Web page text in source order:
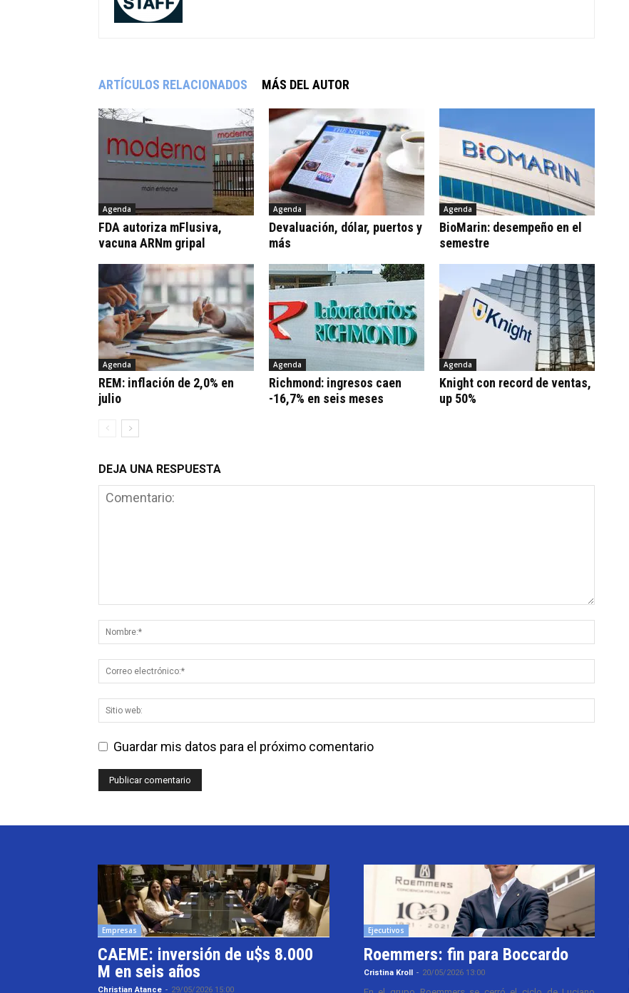
ARTÍCULOS RELACIONADOS MÁS DEL AUTOR
Agenda
FDA autoriza mFlusiva,
vacuna ARNm gripal
Agenda
Devaluación, dólar, puertos y
más
Agenda
BioMarin: desempeño en el
semestre
Agenda
REM: inflación de 2,0% en
julio
Agenda
Richmond: ingresos caen
-16,7% en seis meses
Agenda
Knight con record de ventas,
up 50%
DEJA UNA RESPUESTA
Guardar mis datos para el próximo comentario
Empresas
CAEME: inversión de u$s 8.000
M en seis años
Christian Atance - 29/05/2026 15:00
Ejecutivos
Roemmers: fin para Boccardo
Cristina Kroll - 20/05/2026 13:00